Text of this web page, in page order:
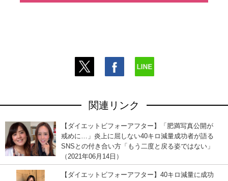
関連リンク
【ダイエットビフォーアフター】「肥満写真公開が
戒めに…」炎上に屈しない40キロ減量成功者が語る
SNSとの付き合い方「もう二度と戻る姿ではない」
（2021年06月14日）
【ダイエットビフォーアフター】40キロ減量に成功